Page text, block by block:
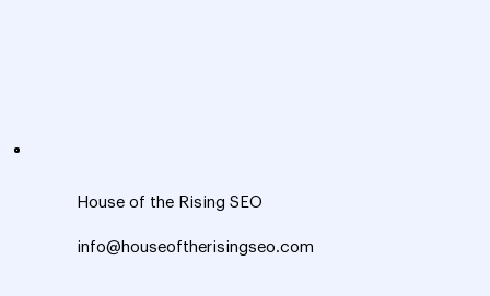
House of the Rising SEO
info@houseoftherisingseo.com